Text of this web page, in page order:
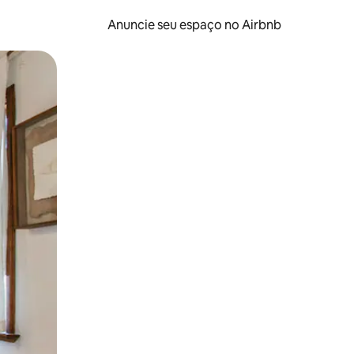
Anuncie seu espaço no Airbnb
o dedo na tela.